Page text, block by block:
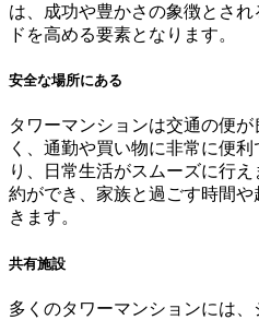
は、成功や豊かさの象徴とさ
ドを高める要素となります。
安全な場所にある
タワーマンションは交通の便
く、通勤や買い物に非常に便
り、日常生活がスムーズに行
約ができ、家族と過ごす時間
きます。
共有施設
多くのタワーマンションには